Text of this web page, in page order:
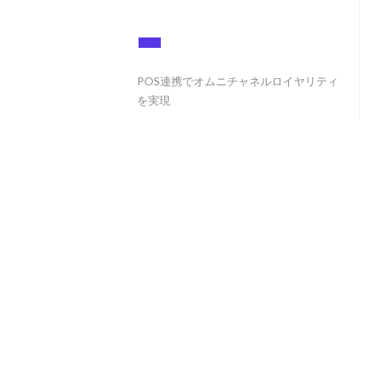
-
POS連携でオムニチャネルロイヤリティ
を実現